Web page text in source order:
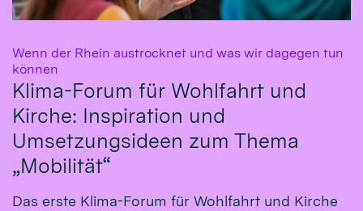
Wenn der Rhein austrocknet und was wir dagegen tun
können
Klima-Forum für Wohlfahrt und
Kirche: Inspiration und
Umsetzungsideen zum Thema
„Mobilität“
Das erste Klima-Fo­rum für Wohl­fahrt und Kirche